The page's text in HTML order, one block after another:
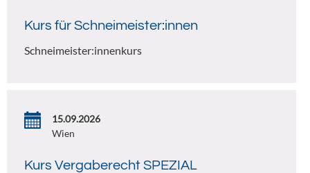
Kurs für Schneimeister:innen
Schneimeister:innenkurs
15.09.2026
Wien
Kurs Vergaberecht SPEZIAL